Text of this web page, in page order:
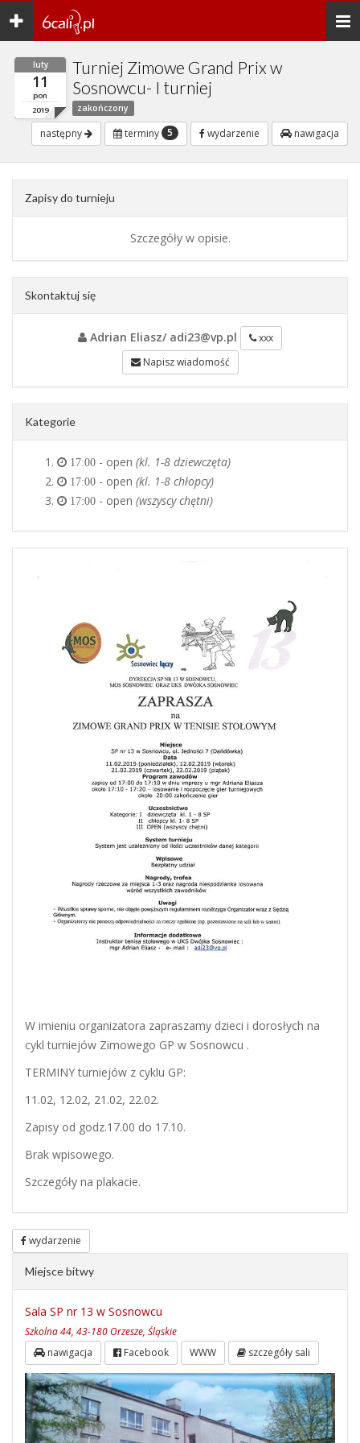
Toggle
navigation
luty
11
pon
2019
Turniej Zimowe Grand Prix w
Sosnowcu- I turniej
zakończony
następny terminy 5 wydarzenie nawigacja
Zapisy do turnieju
Szczegóły w opisie.
Skontaktuj się
Adrian Eliasz/ adi23@vp.pl
xxx
Napisz wiadomość
Kategorie
17:00 - open (kl. 1-8 dziewczęta)
17:00 - open (kl. 1-8 chłopcy)
17:00 - open (wszyscy chętni)
W imieniu organizatora zapraszamy dzieci i dorosłych na
cykl turniejów Zimowego GP w Sosnowcu .
TERMINY turniejów z cyklu GP:
11.02, 12.02, 21.02, 22.02.
Zapisy od godz.17.00 do 17.10.
Brak wpisowego.
Szczegóły na plakacie.
wydarzenie
Miejsce bitwy
Sala SP nr 13 w Sosnowcu
Szkolna 44, 43-180 Orzesze, Śląskie
nawigacja Facebook WWW szczegóły sali